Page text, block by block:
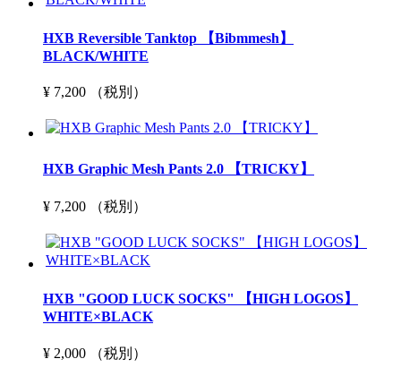
HXB Reversible Tanktop 【Bibmmesh】
BLACK/WHITE
¥ 7,200 （税別）
HXB Graphic Mesh Pants 2.0 【TRICKY】
¥ 7,200 （税別）
HXB "GOOD LUCK SOCKS" 【HIGH LOGOS】
WHITE×BLACK
¥ 2,000 （税別）